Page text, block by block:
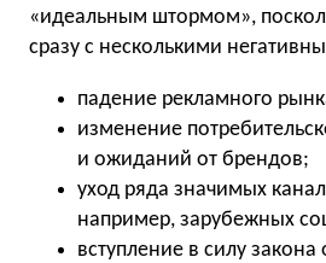
«идеальным штормом»,
сразу с несколькими
падение рекламного
изменение
и ожиданий от брендов;
уход ряда значимых
например, зарубежных
вступление в силу